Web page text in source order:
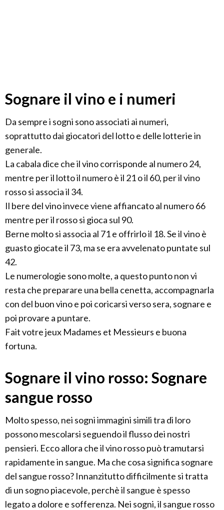
Sognare il vino e i numeri
Da sempre i sogni sono associati ai numeri,
soprattutto dai giocatori del lotto e delle lotterie in
generale.
La cabala dice che il vino corrisponde al numero 24,
mentre per il lotto il numero è il 21 o il 60, per il vino
rosso si associa il 34.
Il bere del vino invece viene affiancato al numero 66
mentre per il rosso si gioca sul 90.
Berne molto si associa al 71 e offrirlo il 18. Se il vino è
guasto giocate il 73, ma se era avvelenato puntate sul
42.
Le numerologie sono molte, a questo punto non vi
resta che preparare una bella cenetta, accompagnarla
con del buon vino e poi coricarsi verso sera, sognare e
poi provare a puntare.
Fait votre jeux Madames et Messieurs e buona
fortuna.
Sognare il vino rosso: Sognare
sangue rosso
Molto spesso, nei sogni immagini simili tra di loro
possono mescolarsi seguendo il flusso dei nostri
pensieri. Ecco allora che il vino rosso può tramutarsi
rapidamente in sangue. Ma che cosa significa sognare
del sangue rosso? Innanzitutto difficilmente si tratta
di un sogno piacevole, perchè il sangue è spesso
legato a dolore e sofferenza. Nei sogni, il sangue rosso